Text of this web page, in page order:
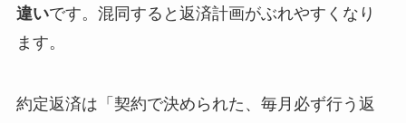
違いです。混同すると返済計画がぶれやすくなり
ます。
約定返済は「契約で決められた、毎月必ず行う返